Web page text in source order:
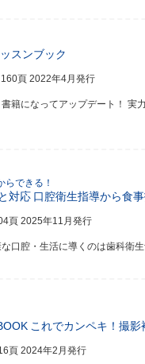
スンブック
160頁 2022年4月発行
籍になってアップデート！ 実
できる！
対応 口腔衛生指導から食
頁 2025年11月発行
口腔・生活に導くのは歯科衛生
これでカンペキ！撮影
頁 2024年2月発行